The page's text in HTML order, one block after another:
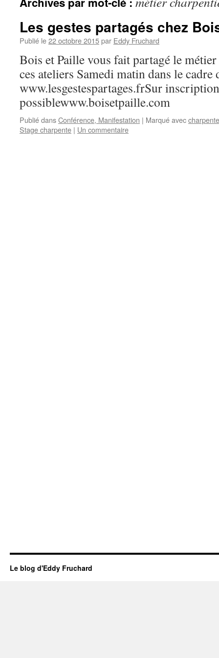
Les gestes partagés chez
Publié le22 octobre 2015par Eddy Fruchard
Bois et Paille vous fait partagé le
ces ateliers Samedi matin dans le cadre
www.lesgestespartages.frSur
possiblewww.boisetpaille.com
Publié dansConférence, Manifestation | Marqué aveccharpente
Stage charpente | Un commentaire
Le blog d'Eddy Fruchard